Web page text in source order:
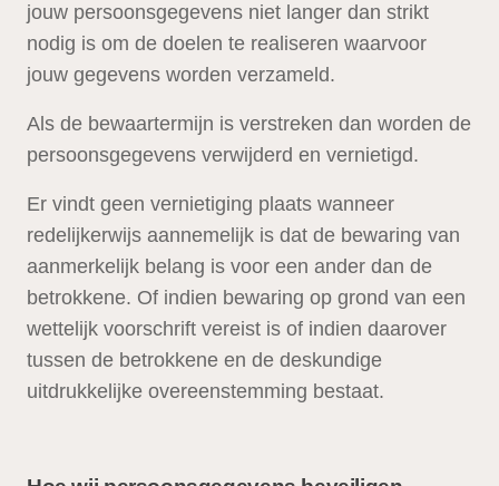
jouw persoonsgegevens niet langer dan strikt
nodig is om de doelen te realiseren waarvoor
jouw gegevens worden verzameld.
Als de bewaartermijn is verstreken dan worden de
persoonsgegevens verwijderd en vernietigd.
Er vindt geen vernietiging plaats wanneer
redelijkerwijs aannemelijk is dat de bewaring van
aanmerkelijk belang is voor een ander dan de
betrokkene. Of indien bewaring op grond van een
wettelijk voorschrift vereist is of indien daarover
tussen de betrokkene en de deskundige
uitdrukkelijke overeenstemming bestaat.